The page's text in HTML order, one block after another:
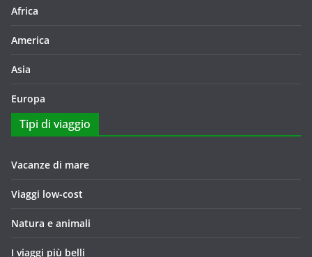
Africa
America
Asia
Europa
Tipi di viaggio
Vacanze di mare
Viaggi low-cost
Natura e animali
I viaggi più belli